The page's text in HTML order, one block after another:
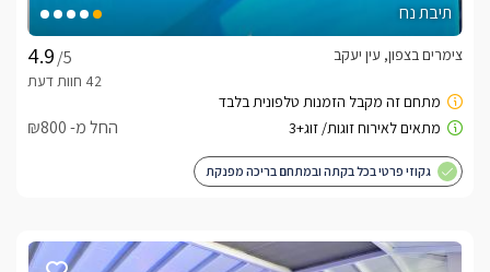
תיבת נח
/5
צימרים בצפון, עין יעקב
החל מ- ₪800
גקוזי פרטי בכל בקתה ובמתחם בריכה מפנקת